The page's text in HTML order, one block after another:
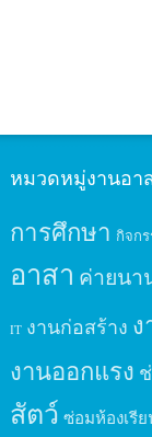
หมวดหมู่งานอา
การศึกษา กิจก
อาสา ค่ายนา
IT งานก่อสร้าง
งานออกแรง
สัตว์ ซ่อมห้องเรี